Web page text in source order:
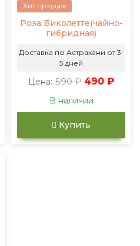
Хит продаж
Роза Биколетте(чайно-
гибридная)
Доставка по Астрахани от 3-
5 дней
Цена: 590 ₽ 490 ₽
В наличии
Купить